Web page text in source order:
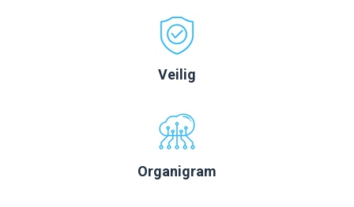
Veilig
Organigram